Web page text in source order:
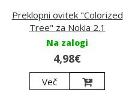
Preklopni ovitek "Colorized
Tree" za Nokia 2.1
Na zalogi
4,98€
Več